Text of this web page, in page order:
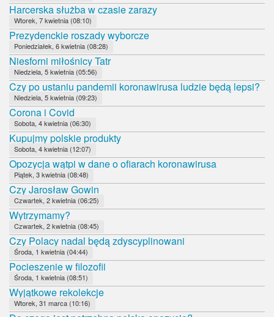
Harcerska służba w czasie zarazy
Wtorek, 7 kwietnia (08:10)
Prezydenckie roszady wyborcze
Poniedziałek, 6 kwietnia (08:28)
Niesforni miłośnicy Tatr
Niedziela, 5 kwietnia (05:56)
Czy po ustaniu pandemii koronawirusa ludzie będą lepsi?
Niedziela, 5 kwietnia (09:23)
Corona i Covid
Sobota, 4 kwietnia (06:30)
Kupujmy polskie produkty
Sobota, 4 kwietnia (12:07)
Opozycja wątpi w dane o ofiarach koronawirusa
Piątek, 3 kwietnia (08:48)
Czy Jarosław Gowin
Czwartek, 2 kwietnia (06:25)
Wytrzymamy?
Czwartek, 2 kwietnia (08:45)
Czy Polacy nadal będą zdyscyplinowani
Środa, 1 kwietnia (04:44)
Pocieszenie w filozofii
Środa, 1 kwietnia (08:51)
Wyjątkowe rekolekcje
Wtorek, 31 marca (10:16)